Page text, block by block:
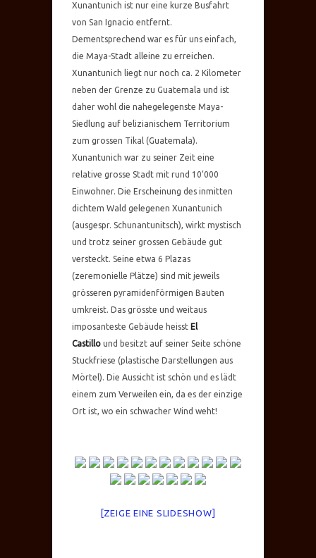
Xunantunich ist nur eine kurze Busfahrt
von San Ignacio entfernt.
Dementsprechend war es für uns einfach,
die Maya-Stadt alleine zu erreichen.
Xunantunich liegt nur noch ca. 2 Kilometer
neben der Grenze zu Guatemala und ist
daher wohl die nahegelegenste Maya-
Siedlung auf belizianischem Territorium
zum grossen Tikal (Guatemala).
Xunantunich war zu seiner Zeit eine
relative grosse Stadt mit rund 10’000
Einwohner. Die Erscheinung des inmitten
dichtem Wald gelegenen Xunantunich
(ausgespr. Schunantunitsch), wirkt mystisch
und trotz seiner grossen Gebäude gut
versteckt. Seine etwa 6 Plazas
(zeremonielle Plätze) sind mit jeweils
grösseren pyramidenförmigen Bauten
umkreist. Das grösste und weitaus
imposanteste Gebäude heisst El
Castillo und besitzt auf seiner Seite schöne
Stuckfriese (plastische Darstellungen aus
Mörtel). Die Aussicht ist schön und es lädt
einem zum Verweilen ein, da es der einzige
Ort ist, wo ein schwacher Wind weht!
[ZEIGE EINE SLIDESHOW]